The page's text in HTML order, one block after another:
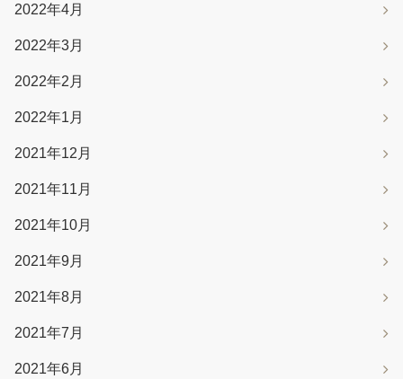
2022年4月
2022年3月
2022年2月
2022年1月
2021年12月
2021年11月
2021年10月
2021年9月
2021年8月
2021年7月
2021年6月